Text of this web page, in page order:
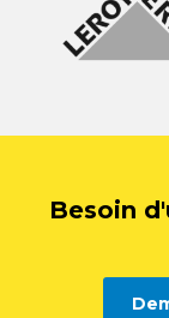
Besoin